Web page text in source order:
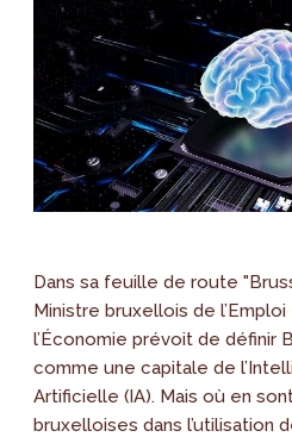
Dans sa feuille de route
Ministre bruxellois de
l’Économie prévoit de définir
comme une capitale de
Artificielle (IA). Mais où en
bruxelloises dans l’utilisation